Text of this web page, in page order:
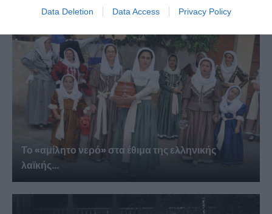
Data Deletion Data Access Privacy Policy
Το «αμίλητο νερό» στα έθιμα της ελληνικής
λαϊκής...